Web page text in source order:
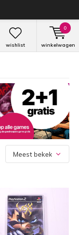
wishlist winkelwagen
0